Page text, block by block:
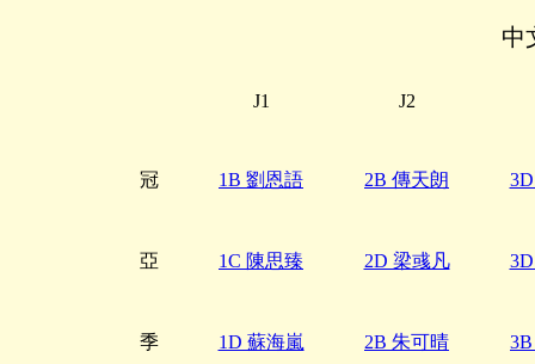
中
J1 J2
冠 1B 劉恩語 2B 傳天朗
亞 1C 陳思臻 2D 梁彧凡
季 1D 蘇海嵐 2B 朱可晴